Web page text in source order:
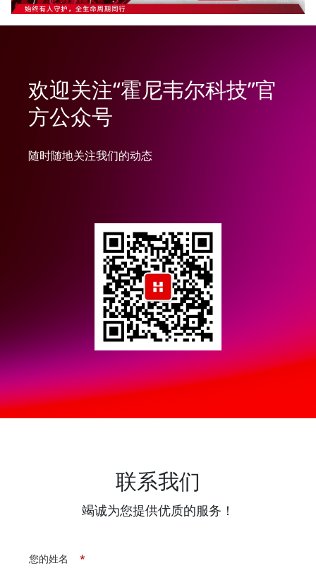
欢迎关注“霍尼韦尔科技”官
方公众号
随时随地关注我们的动态
联系我们
竭诚为您提供优质的服务！
*
您的姓名